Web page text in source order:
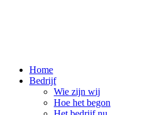
Home
Bedrijf
Wie zijn wij
Hoe het begon